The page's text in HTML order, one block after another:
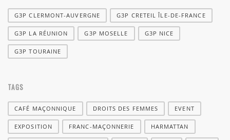
G3P CLERMONT-AUVERGNE G3P CRETEIL ÎLE-DE-FRANCE
G3P LA RÉUNION G3P MOSELLE G3P NICE
G3P TOURAINE
TAGS
CAFÉ MAÇONNIQUE DROITS DES FEMMES EVENT
EXPOSITION FRANC-MAÇONNERIE HARMATTAN